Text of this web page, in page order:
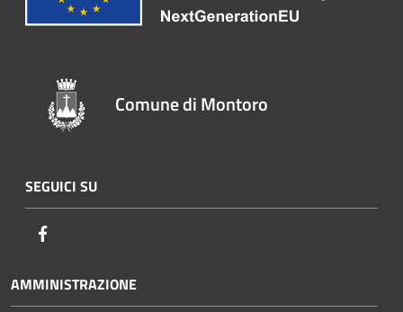
Comune di Montoro
SEGUICI SU
AMMINISTRAZIONE